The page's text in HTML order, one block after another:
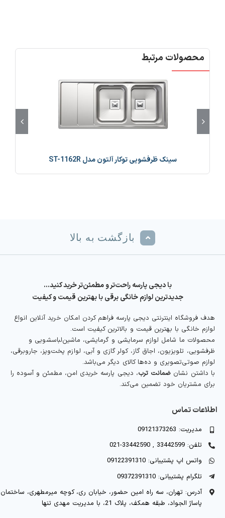
محصولات مرتبط
سینک ظرفشویی توکار آلتون مدل ST-1162R
بازگشت به بالا
با دیجی پارسه راحت‌تر و مطمئن‌تر خرید کنید…
جدیدترین لوازم خانگی برقی با بهترین قیمت و کیفیت
هدف فروشگاه اینترنتی دیجی پارسه فراهم کردن امکان خرید آنلاین انواع
لوازم خانگی با بهترین قیمت و بالاترین کیفیت است.
محصولات ما شامل لوازم سرمایشی و گرمایشی، ماشین‌لباسشویی و
ظرفشویی، تلویزیون، اجاق گاز، کولر گازی و آبی، لوازم پخت‌وپز، جاروبرقی،
لوازم صوتی‌تصویری و ده‌ها کالای دیگر می‌باشد.
با داشتن نشان ضمانت ترب، دیجی پارسه خریدی امن، مطمئن و آسوده را
برای مشتریان خود تضمین می‌کند.
اطلاعات تماس
مدیریت: 09121373263
تلفن: 33442599 , 33442590-021
واتس اپ پشتیبانی: 09122391310
تلگرام پشتیبانی: 09372391310
آدرس: تهران، سه راه امین حضور، خیابان ری، کوچه میرمطهری، ساختمان
پاساژ الجواد، طبقه همکف، پلاک 21، با مدیریت مهدی تنها